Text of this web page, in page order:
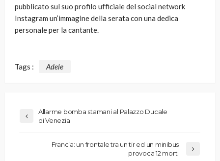
pubblicato sul suo profilo ufficiale del social network
Instagram un’immagine della serata con una dedica
personale per la cantante.
Tags : Adele
Allarme bomba stamani al Palazzo Ducale
di Venezia
Francia: un frontale tra un tir ed un minibus
provoca 12 morti